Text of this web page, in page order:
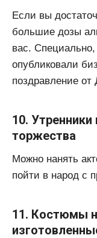
Если вы
большие дозы
вас.
опубликовали
поздравление
10.
торжества
Можно нанять
пойти в народ с
11. Костюмы